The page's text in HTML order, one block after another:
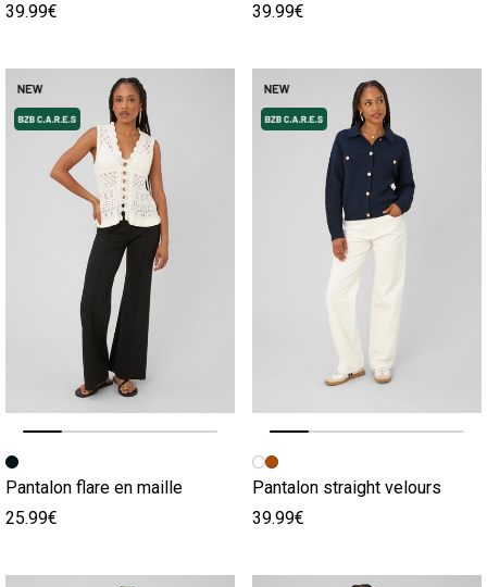
39.99€
39.99€
Image précédente
Image suivante
Pantalon flare en maille
25.99€
Image précédente
Image suivante
Pantalon straight velours
39.99€